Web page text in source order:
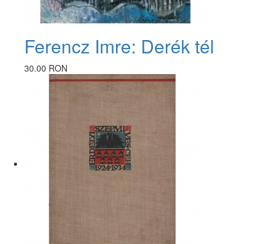
Ferencz Imre: Derék tél
30.00 RON